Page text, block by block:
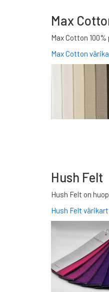
Max
Max Cotton
Max Cotton
Hush Felt
Hush Felt on
Hush Felt